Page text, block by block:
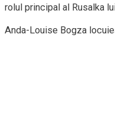
rolul principal al Rusalka
Anda-Louise Bogza